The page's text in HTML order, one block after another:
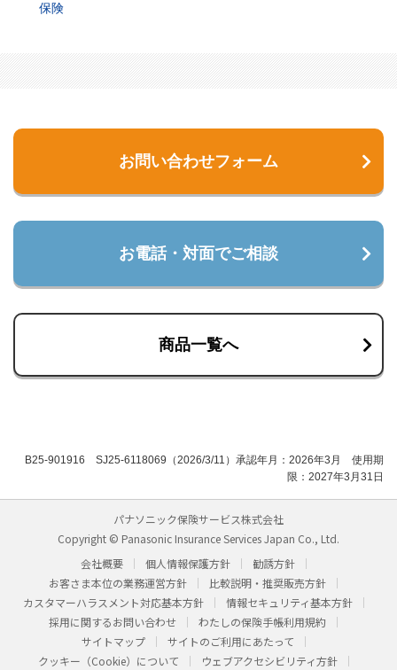
保険
お問い合わせフォーム
お電話・対面でご相談
商品一覧へ
B25-901916 SJ25-6118069（2026/3/11）承認年月：2026年3月 使用期
限：2027年3月31日
パナソニック保険サービス株式会社
Copyright © Panasonic Insurance Services Japan Co., Ltd.
会社概要
個人情報保護方針
勧誘方針
お客さま本位の業務運営方針
比較説明・推奨販売方針
カスタマーハラスメント対応基本方針
情報セキュリティ基本方針
採用に関するお問い合わせ
わたしの保険手帳利用規約
サイトマップ
サイトのご利用にあたって
クッキー（Cookie）について
ウェブアクセシビリティ方針